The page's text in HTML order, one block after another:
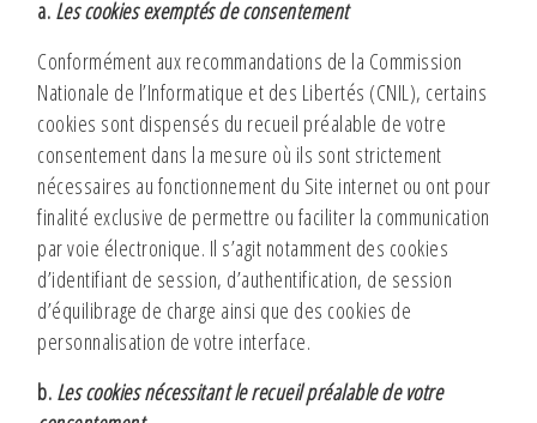
a. Les cookies exemptés de consentement
Conformément aux recommandations de la Commission
Nationale de l’Informatique et des Libertés (CNIL), certains
cookies sont dispensés du recueil préalable de votre
consentement dans la mesure où ils sont strictement
nécessaires au fonctionnement du Site internet ou ont pour
finalité exclusive de permettre ou faciliter la communication
par voie électronique. Il s’agit notamment des cookies
d’identifiant de session, d’authentification, de session
d’équilibrage de charge ainsi que des cookies de
personnalisation de votre interface.
b. Les cookies nécessitant le recueil préalable de votre